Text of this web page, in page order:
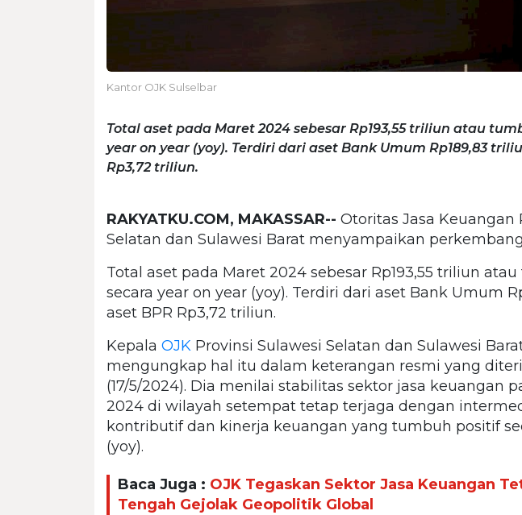
Kantor OJK Sulselbar
Total aset pada Maret 2024 sebesar Rp193,55 triliun atau
year on year (yoy). Terdiri dari aset Bank Umum Rp189,83
Rp3,72 triliun.
RAKYATKU.COM, MAKASSAR-- Otoritas Jasa Keuangan
Selatan dan Sulawesi Barat menyampaikan
Total aset pada Maret 2024 sebesar Rp193,55 triliun
secara year on year (yoy). Terdiri dari aset Bank Umum
aset BPR Rp3,72 triliun.
Kepala OJK Provinsi Sulawesi Selatan dan Sulawesi
mengungkap hal itu dalam keterangan resmi yang
(17/5/2024). Dia menilai stabilitas sektor jasa keuangan
2024 di wilayah setempat tetap terjaga dengan
kontributif dan kinerja keuangan yang tumbuh positif
(yoy).
Baca Juga : OJK Tegaskan Sektor Jasa Keuangan
Tengah Gejolak Geopolitik Global